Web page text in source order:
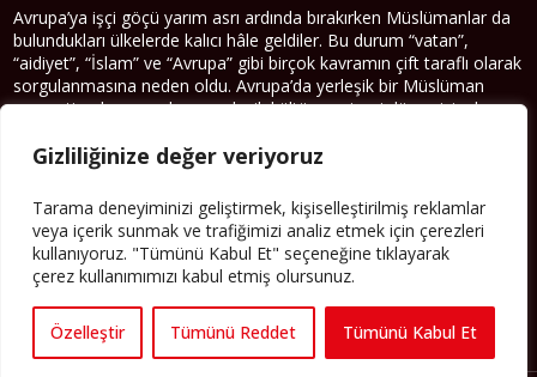
Gizliliğinize değer veriyoruz
Tarama deneyiminizi geliştirmek, kişiselleştirilmiş reklamlar
veya içerik sunmak ve trafiğimizi analiz etmek için çerezleri
kullanıyoruz. "Tümünü Kabul Et" seçeneğine tıklayarak
çerez kullanımımızı kabul etmiş olursunuz.
Özelleştir Tümünü Reddet Tümünü Kabul Et
Avrupa’ya işçi göçü yarım asrı ardında bırakırken Müslümanlar da
bulundukları ülkelerde kalıcı hâle geldiler. Bu durum “vatan”,
“aidiyet”, “İslam” ve “Avrupa” gibi birçok kavramın çift taraflı olarak
sorgulanmasına neden oldu. Avrupa’da yerleşik bir Müslüman
cemaatin oluşması, hem yerleşik kültür ve siyasi düzen için, hem
Yazının devamı
PERSPEKTIF’I SOSYAL MEDYADA TAKIP EDEBILIRSINIZ